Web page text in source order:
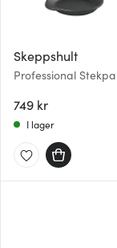
Skeppshult
Professional
749 kr
I lager